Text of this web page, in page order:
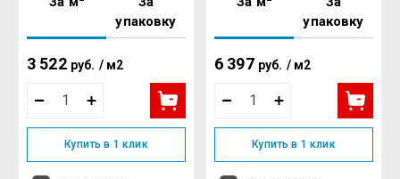
упаковку
3 522 руб. / м2
Купить в 1 клик
упаковку
6 397 руб. / м2
Купить в 1 клик